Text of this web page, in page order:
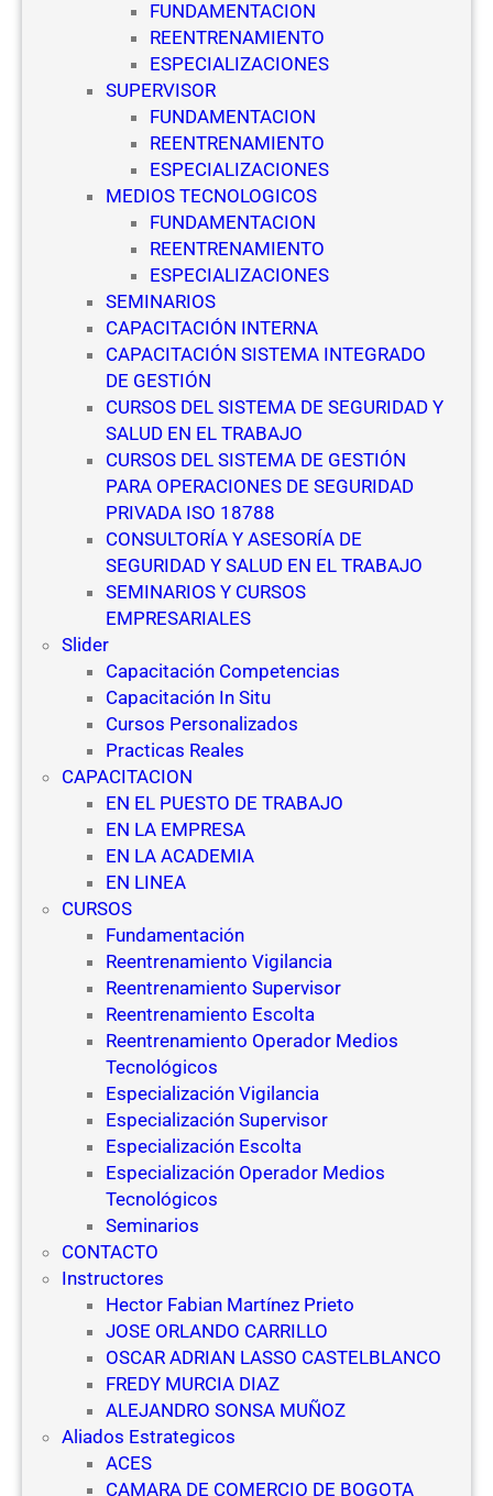
FUNDAMENTACION
REENTRENAMIENTO
ESPECIALIZACIONES
SUPERVISOR
FUNDAMENTACION
REENTRENAMIENTO
ESPECIALIZACIONES
MEDIOS TECNOLOGICOS
FUNDAMENTACION
REENTRENAMIENTO
ESPECIALIZACIONES
SEMINARIOS
CAPACITACIÓN INTERNA
CAPACITACIÓN SISTEMA INTEGRADO
DE GESTIÓN
CURSOS DEL SISTEMA DE SEGURIDAD Y
SALUD EN EL TRABAJO
CURSOS DEL SISTEMA DE GESTIÓN
PARA OPERACIONES DE SEGURIDAD
PRIVADA ISO 18788
CONSULTORÍA Y ASESORÍA DE
SEGURIDAD Y SALUD EN EL TRABAJO
SEMINARIOS Y CURSOS
EMPRESARIALES
Slider
Capacitación Competencias
Capacitación In Situ
Cursos Personalizados
Practicas Reales
CAPACITACION
EN EL PUESTO DE TRABAJO
EN LA EMPRESA
EN LA ACADEMIA
EN LINEA
CURSOS
Fundamentación
Reentrenamiento Vigilancia
Reentrenamiento Supervisor
Reentrenamiento Escolta
Reentrenamiento Operador Medios
Tecnológicos
Especialización Vigilancia
Especialización Supervisor
Especialización Escolta
Especialización Operador Medios
Tecnológicos
Seminarios
CONTACTO
Instructores
Hector Fabian Martínez Prieto
JOSE ORLANDO CARRILLO
OSCAR ADRIAN LASSO CASTELBLANCO
FREDY MURCIA DIAZ
ALEJANDRO SONSA MUÑOZ
Aliados Estrategicos
ACES
CAMARA DE COMERCIO DE BOGOTA